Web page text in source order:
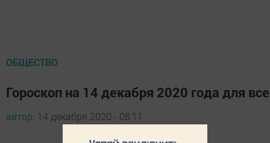
ОБЩЕСТВО
Гороскоп на 14 декабря 2020 года для
автор, 14 декабря 2020 - 08:11